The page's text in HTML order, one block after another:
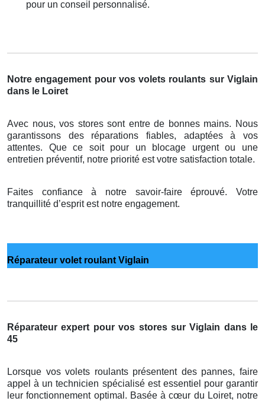
pour un conseil personnalisé.
Notre engagement pour vos volets roulants sur Viglain
dans le Loiret
Avec nous, vos stores sont entre de bonnes mains. Nous
garantissons des réparations fiables, adaptées à vos
attentes. Que ce soit pour un blocage urgent ou une
entretien préventif, notre priorité est votre satisfaction totale.
Faites confiance à notre savoir-faire éprouvé. Votre
tranquillité d’esprit est notre engagement.
Réparateur volet roulant Viglain
Réparateur expert pour vos stores sur Viglain dans le
45
Lorsque vos volets roulants présentent des pannes, faire
appel à un technicien spécialisé est essentiel pour garantir
leur fonctionnement optimal. Basée à cœur du Loiret, notre